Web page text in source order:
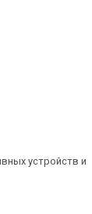
устройств и